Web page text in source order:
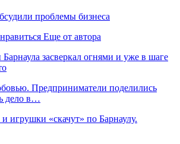
проблемы бизнеса
Еще от автора
засверкал огнями и уже в шаге
Предприниматели поделились
дело в…
игрушки «скачут» по Барнаулу.